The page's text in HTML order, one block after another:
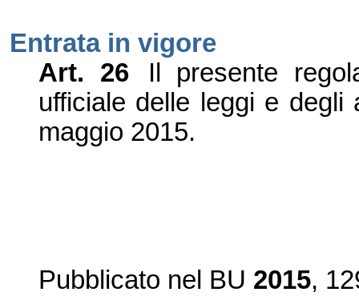
Entrata in vigore
Art.
26
Il presente
ufficiale delle leggi e
maggio 2015.
Pubblicato nel BU 2015,